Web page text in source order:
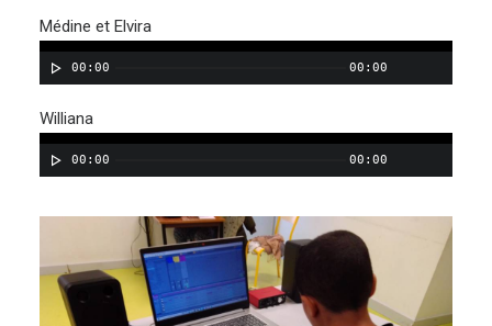
Médine et Elvira
00:00 00:00
Williana
00:00 00:00